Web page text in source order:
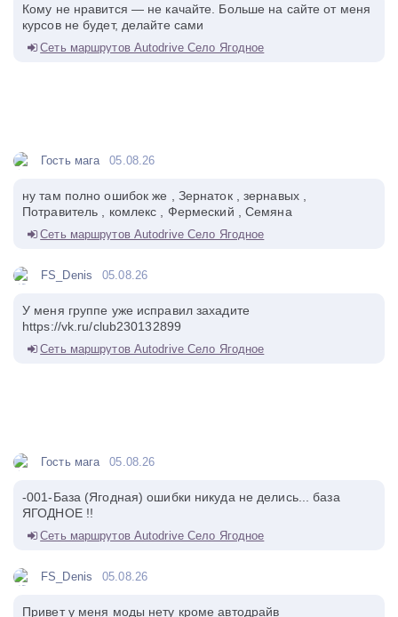
Кому не нравится — не качайте. Больше на сайте от меня
курсов не будет, делайте сами
Сеть маршрутов Autodrive Село Ягодное
Гость мага 05.08.26
ну там полно ошибок же , Зернаток , зернавых ,
Потравитель , комлекс , Фермеский , Семяна
Сеть маршрутов Autodrive Село Ягодное
FS_Denis 05.08.26
У меня группе уже исправил захадите
https://vk.ru/club230132899
Сеть маршрутов Autodrive Село Ягодное
Гость мага 05.08.26
-001-База (Ягодная) ошибки никуда не делись... база
ЯГОДНОЕ !!
Сеть маршрутов Autodrive Село Ягодное
FS_Denis 05.08.26
Привет у меня моды нету кроме автодрайв